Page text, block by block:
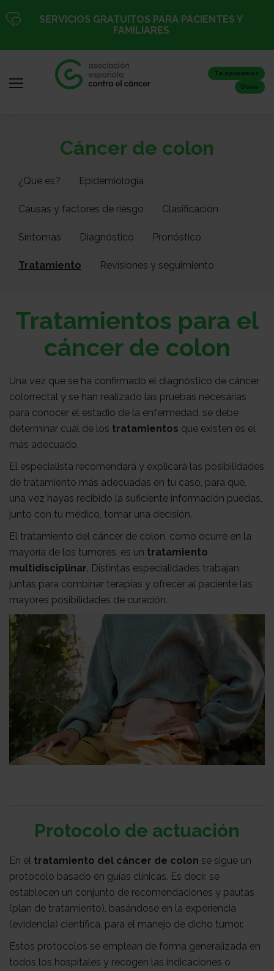
al
principal
SERVICIOS GRATUITOS PARA PACIENTES Y
FAMILIARES
Te ayudamos
Dona
Registro
Inicio
nosotros
Colabora
sobre
el
cancer
Investigación
Transparencia
Trabaja
con
nosotros
Sala
de
prensa
Observatorio
Actualidad
Apoyo
psicológico
Atención
Médico
Acompañamiento
cáncer
Cáncer de colon
¿Qué es? Epidemiología
Causas y factores de riesgo Clasificación
Síntomas Diagnóstico Pronóstico
Tratamiento Revisiones y seguimiento
Tratamientos para el
cáncer de colon
Una vez que se ha confirmado el diagnóstico de cáncer
colorrectal y se han realizado las pruebas necesarias
para conocer el estadio de la enfermedad, se debe
determinar cuál de los tratamientos que existen es el
más adecuado.
El especialista recomendará y explicará las posibilidades
de tratamiento más adecuadas en tu caso, para que,
una vez hayas recibido la suficiente información puedas,
junto con tu médico, tomar una decisión.
El tratamiento del cáncer de colon, como ocurre en la
mayoría de los tumores, es un tratamiento
multidisciplinar. Distintas especialidades trabajan
juntas para combinar terapias y ofrecer al paciente las
mayores posibilidades de curación.
Protocolo de actuación
En el tratamiento del cáncer de colon se sigue un
protocolo basado en guías clínicas. Es decir, se
establecen un conjunto de recomendaciones y pautas
(plan de tratamiento), basándose en la experiencia
(evidencia) científica, para el manejo de dicho tumor.
Estos protocolos se emplean de forma generalizada en
todos los hospitales y recogen las indicaciones o